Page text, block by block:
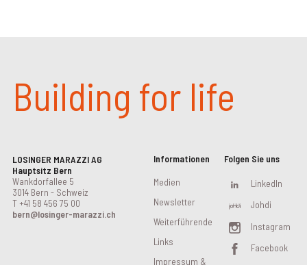
Building for life
LOSINGER MARAZZI AG
Hauptsitz Bern
Wankdorfallee 5
3014 Bern - Schweiz
T +41 58 456 75 00
bern@losinger-marazzi.ch
Informationen
Medien
Newsletter
Weiterführende
Links
Impressum &
Folgen Sie uns
LinkedIn
Johdi
Instagram
Facebook